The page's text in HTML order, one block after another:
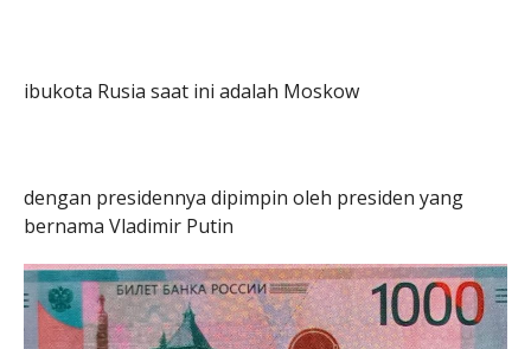
ibukota Rusia saat ini adalah Moskow
dengan presidennya dipimpin oleh presiden yang
bernama Vladimir Putin